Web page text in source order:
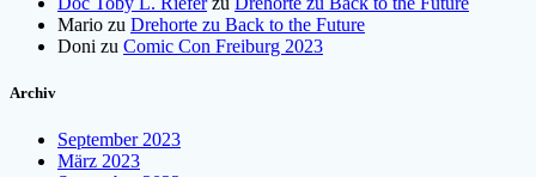
Mario zu Drehorte zu Back to the Future
Doni zu Comic Con Freiburg 2023
Archiv
September 2023
März 2023